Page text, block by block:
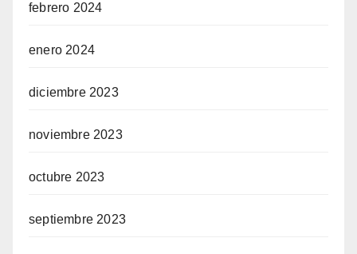
febrero 2024
enero 2024
diciembre 2023
noviembre 2023
octubre 2023
septiembre 2023